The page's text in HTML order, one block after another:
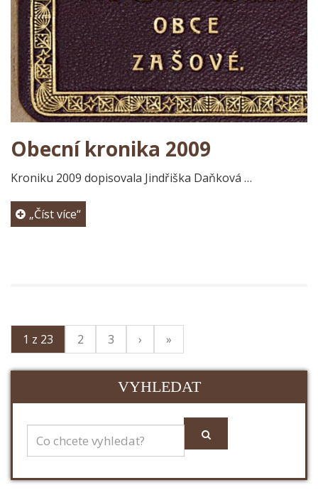
Obecní kronika 2009
Kroniku 2009 dopisovala Jindřiška Daňková …
„Číst více“
1 z 23 2 3 › »
VYHLEDAT